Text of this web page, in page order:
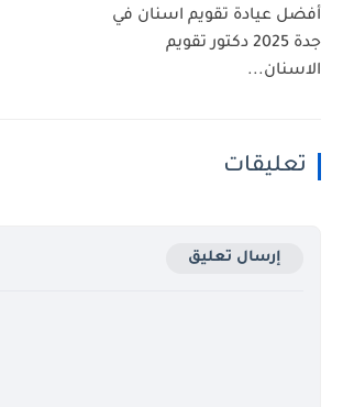
أفضل عيادة تقويم اسنان في
جدة 2025 دكتور تقويم
الاسنان...
تعليقات
إرسال تعليق